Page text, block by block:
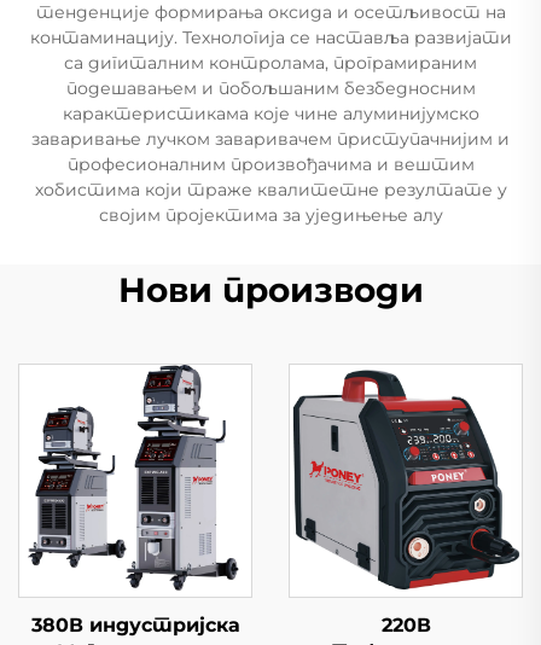
тенденције формирања оксида и осетљивост на
контаминацију. Технологија се наставља развијати
са дигиталним контролама, програмираним
подешавањем и побољшаним безбедносним
карактеристикама које чине алуминијумско
заваривање лучком заваривачем приступачнијим и
професионалним произвођачима и вештим
хобистима који траже квалитетне резултате у
својим пројектима за уједињење алу
Нови производи
380В индустријска
220В